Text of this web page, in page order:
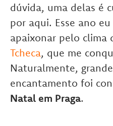
dúvida, uma delas é
por aqui. Esse ano
apaixonar pelo clima
Tcheca, que me
Naturalmente,
encantamento foi
Natal em Praga.